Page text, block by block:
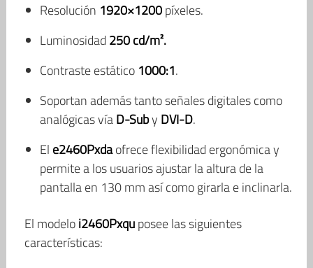
Resolución 1920×1200píxeles.
Luminosidad 250 cd/m².
Contraste estático 1000:1.
Soportan además tanto señales digitales como
analógicas víaD-Suby DVI-D.
El e2460Pxdaofrece flexibilidad ergonómica y
permite a los usuarios ajustar la altura de la
pantalla en 130 mm así como girarla e inclinarla.
El modeloi2460Pxquposee las siguientes
características: